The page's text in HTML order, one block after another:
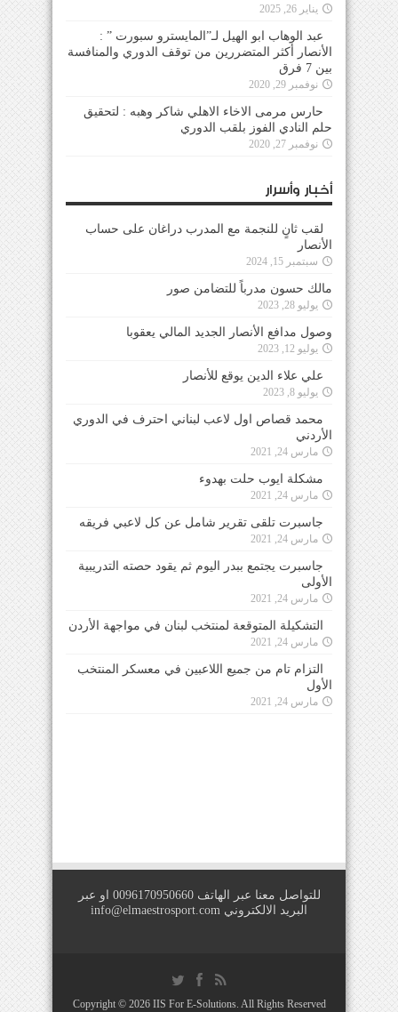
يناير 26, 2025
عبد الوهاب ابو الهيل لـ”المايسترو سبورت ” :
الأنصار أكثر المتضررين من توقف الدوري والمنافسة
بين 7 فرق
نوفمبر 29, 2020
حارس مرمى الاخاء الاهلي شاكر وهبه : لتحقيق
حلم النادي الفوز بلقب الدوري
نوفمبر 27, 2020
أخبار وأسرار
لقب ثانٍ للنجمة مع المدرب دراغان على حساب
الأنصار
سبتمبر 15, 2024
مالك حسون مدرباً للتضامن صور
يوليو 28, 2023
وصول مدافع الأنصار الجديد المالي يعقوبا
يوليو 12, 2023
علي علاء الدين يوقع للأنصار
يوليو 8, 2023
محمد قصاص اول لاعب لبناني احترف في الدوري
الأردني
مارس 24, 2021
مشكلة ايوب حلت بهدوء
مارس 24, 2021
جاسبرت تلقى تقرير شامل عن كل لاعبي فريقه
مارس 24, 2021
جاسبرت يجتمع ببدر اليوم ثم يقود حصته التدريبية
الأولى
مارس 24, 2021
التشكيلة المتوقعة لمنتخب لبنان في مواجهة الأردن
مارس 24, 2021
التزام تام من جميع اللاعبين في معسكر المنتخب
الأول
مارس 24, 2021
للتواصل معنا عبر الهاتف 0096170950660 او عبر
البريد الالكتروني info@elmaestrosport.com
Copyright © 2026 IIS For E-Solutions. All Rights Reserved